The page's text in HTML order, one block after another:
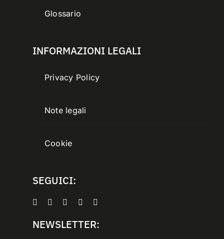
Glossario
INFORMAZIONI LEGALI
Privacy Policy
Note legali
Cookie
SEGUICI:
NEWSLETTER: